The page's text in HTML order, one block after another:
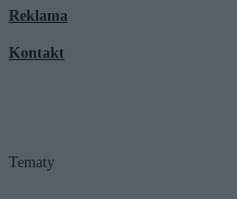
Reklama
Kontakt
Tematy